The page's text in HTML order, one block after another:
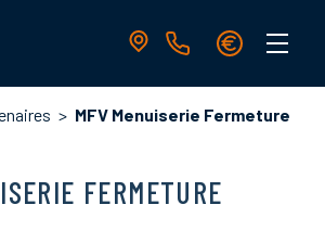
MFV Menuiserie Fermeture
FERMETURE